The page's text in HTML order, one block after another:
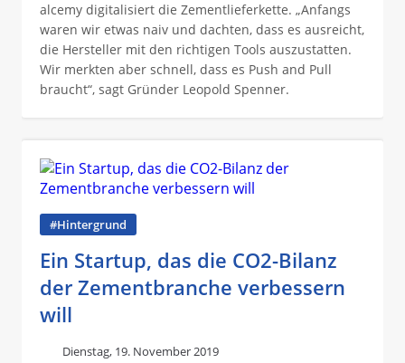
alcemy digitalisiert die Zementlieferkette. „Anfangs
waren wir etwas naiv und dachten, dass es ausreicht,
die Hersteller mit den richtigen Tools auszustatten.
Wir merkten aber schnell, dass es Push and Pull
braucht“, sagt Gründer Leopold Spenner.
#Hintergrund
Ein Startup, das die CO2-Bilanz
der Zementbranche verbessern
will
Dienstag, 19. November 2019